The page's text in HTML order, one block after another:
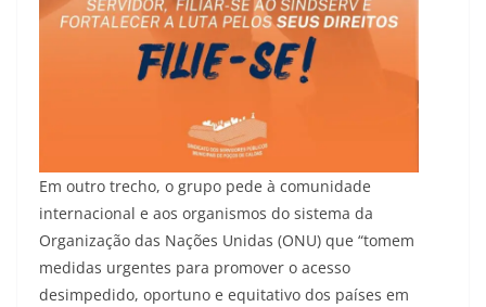
Em outro trecho, o grupo pede à comunidade
internacional e aos organismos do sistema da
Organização das Nações Unidas (ONU) que “tomem
medidas urgentes para promover o acesso
desimpedido, oportuno e equitativo dos países em